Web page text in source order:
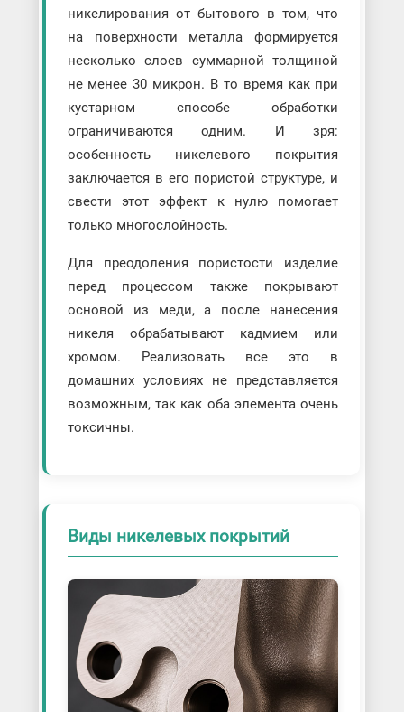
никелирования от бытового в том, что
на поверхности металла формируется
несколько слоев суммарной толщиной
не менее 30 микрон. В то время как при
кустарном способе обработки
ограничиваются одним. И зря:
особенность никелевого покрытия
заключается в его пористой структуре, и
свести этот эффект к нулю помогает
только многослойность.
Для преодоления пористости изделие
перед процессом также покрывают
основой из меди, а после нанесения
никеля обрабатывают кадмием или
хромом. Реализовать все это в
домашних условиях не представляется
возможным, так как оба элемента очень
токсичны.
Виды никелевых покрытий